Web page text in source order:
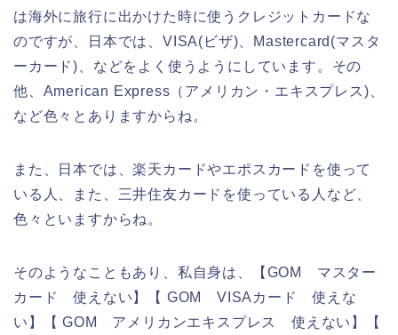
は海外に旅行に出かけた時に使うクレジットカードな
のですが、日本では、VISA(ビザ)、Mastercard(マスタ
ーカード)、などをよく使うようにしています。その
他、American Express（アメリカン・エキスプレス)、
など色々とありますからね。
また、日本では、楽天カードやエポスカードを使って
いる人、また、三井住友カードを使っている人など、
色々といますからね。
そのようなこともあり、私自身は、【GOM マスター
カード 使えない】【 GOM VISAカード 使えな
い】【 GOM アメリカンエキスプレス 使えない】【